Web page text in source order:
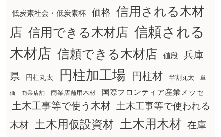
低炭素社会・低炭素杯 価格
信用される木材
店 信用できる木材店 信頼される
木材店 信頼できる木材店 値段
兵庫
県
円柱丸太 円柱加工場 円柱材 半割丸太 単
価 商業店舗 商業店舗用木材 国際フロンティア産業メッセ
土木工事等で使う木材
土木工事等で使われる
木材
土木用仮設資材 土木用木材 在庫